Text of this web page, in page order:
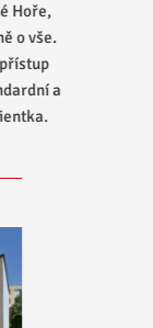
ze
s paní
vřele